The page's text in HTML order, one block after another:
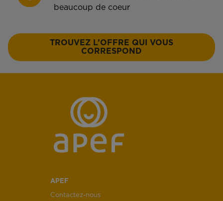
beaucoup de coeur
TROUVEZ L’OFFRE QUI VOUS
CORRESPOND
APEF
Contactez-nous